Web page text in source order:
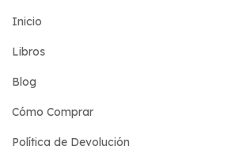
Inicio
Libros
Blog
Cómo Comprar
Política de Devolución